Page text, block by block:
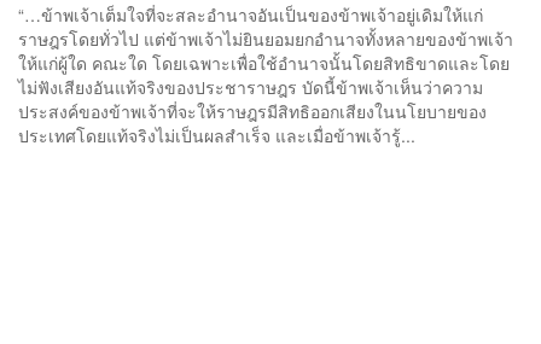
“…ข้าพเจ้าเต็มใจที่จะสละอำนาจอันเป็นของข้าพเจ้าอยู่เดิมให้แก่
ราษฎรโดยทั่วไป แต่ข้าพเจ้าไม่ยินยอมยกอำนาจทั้งหลายของข้าพเจ้า
ให้แก่ผู้ใด คณะใด โดยเฉพาะเพื่อใช้อำนาจนั้นโดยสิทธิขาดและโดย
ไม่ฟังเสียงอันแท้จริงของประชาราษฎร บัดนี้ข้าพเจ้าเห็นว่าความ
ประสงค์ของข้าพเจ้าที่จะให้ราษฎรมีสิทธิออกเสียงในนโยบายของ
ประเทศโดยแท้จริงไม่เป็นผลสำเร็จ และเมื่อข้าพเจ้ารู้...